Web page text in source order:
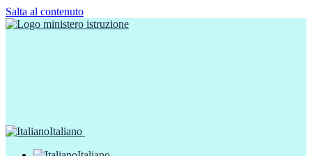
Salta al contenuto
Italiano